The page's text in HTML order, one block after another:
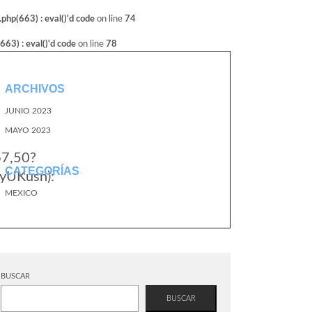
: eval()'d code on line 74
: eval()'d code on line 78
ARCHIVOS
JUNIO 2023
MAYO 2023
CATEGORÍAS
MEXICO
BUSCAR
BUSCAR